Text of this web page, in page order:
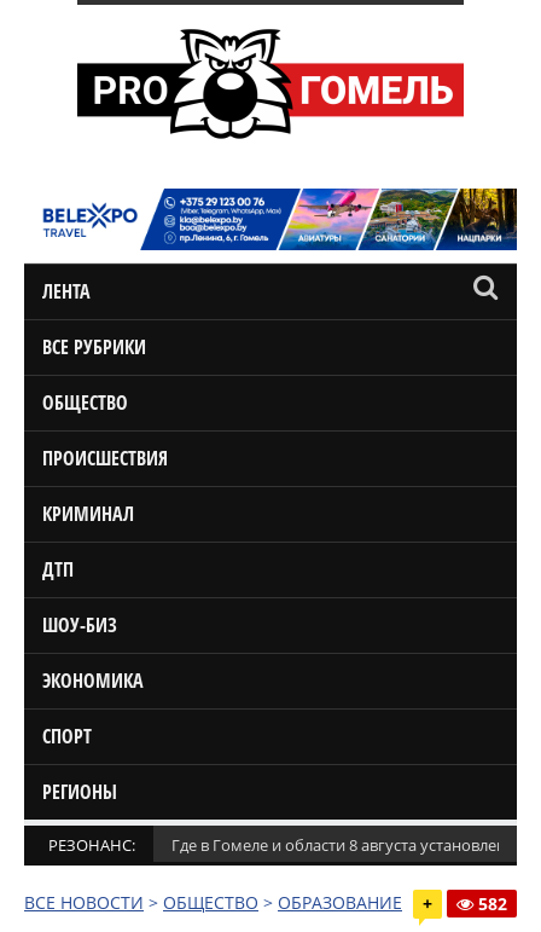
ЛЕНТА
ВСЕ РУБРИКИ
ОБЩЕСТВО
ПРОИСШЕСТВИЯ
КРИМИНАЛ
ДТП
ШОУ-БИЗ
ЭКОНОМИКА
СПОРТ
РЕГИОНЫ
РЕЗОНАНС: Где в Гомеле и области 8 августа установлены
ВСЕ НОВОСТИ > ОБЩЕСТВО > ОБРАЗОВАНИЕ + 582